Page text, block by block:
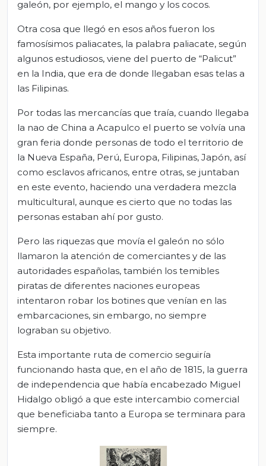
galeón, por ejemplo, el mango y los cocos.
Otra cosa que llegó en esos años fueron los
famosísimos paliacates, la palabra paliacate, según
algunos estudiosos, viene del puerto de “Palicut”
en la India, que era de donde llegaban esas telas a
las Filipinas.
Por todas las mercancías que traía, cuando llegaba
la nao de China a Acapulco el puerto se volvía una
gran feria donde personas de todo el territorio de
la Nueva España, Perú, Europa, Filipinas, Japón, así
como esclavos africanos, entre otras, se juntaban
en este evento, haciendo una verdadera mezcla
multicultural, aunque es cierto que no todas las
personas estaban ahí por gusto.
Pero las riquezas que movía el galeón no sólo
llamaron la atención de comerciantes y de las
autoridades españolas, también los temibles
piratas de diferentes naciones europeas
intentaron robar los botines que venían en las
embarcaciones, sin embargo, no siempre
lograban su objetivo.
Esta importante ruta de comercio seguiría
funcionando hasta que, en el año de 1815, la guerra
de independencia que había encabezado Miguel
Hidalgo obligó a que este intercambio comercial
que beneficiaba tanto a Europa se terminara para
siempre.